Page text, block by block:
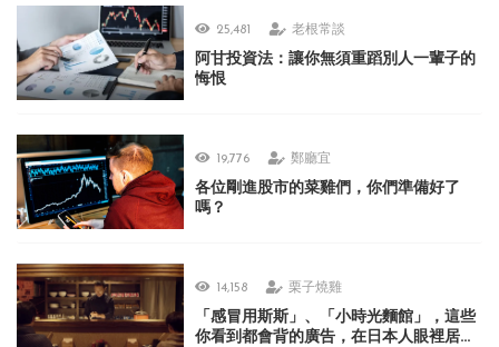
25,481 老根常談
阿甘投資法：讓你無須重蹈別人一輩子的
悔恨
19,776 鄭廳宜
各位剛進股市的菜雞們，你們準備好了
嗎？
14,158 栗子燒雞
「感冒用斯斯」、「小時光麵館」，這些
你看到都會背的廣告，在日本人眼裡居然